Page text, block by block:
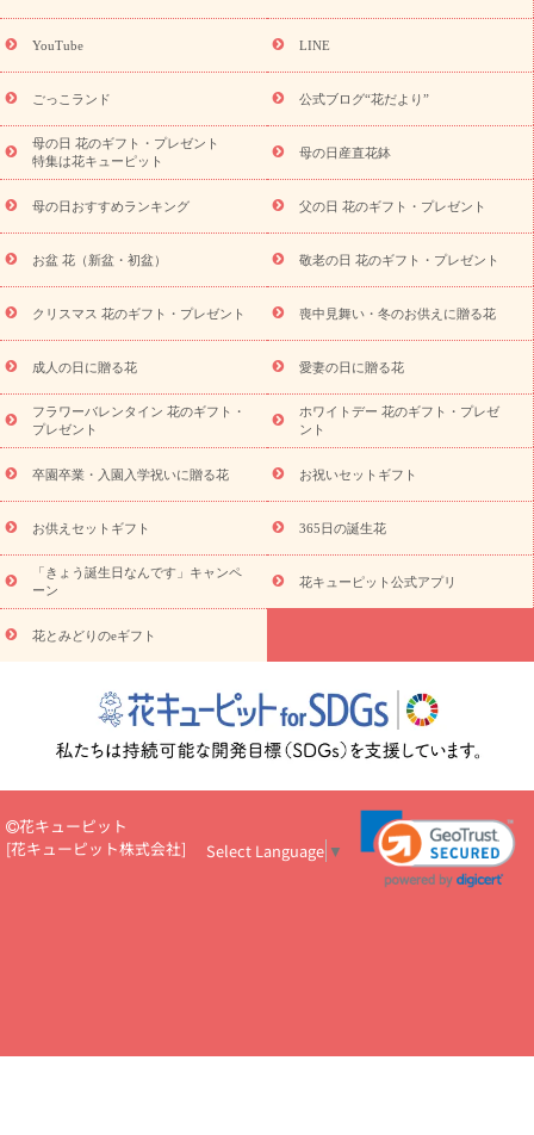
9月の誕生花(リンドウ)
ら探す
お祝いの花特集 当日配達特急便 お祝い商品一覧
念日
結婚祝い 出産祝い 退院祝い・快気祝い
寿祝い
プチギフト ペットのお祝いフラワー
供え・お悔やみ商品一覧
お供え・お悔やみの花
四十九日法要以
降に贈る花
通夜・葬儀に贈る花
お供え お花とセットギフト
お供え プリザーブドフラワー
ペットのお供えフラワー
お盆（新
盆・初盆）
その他 お祝い返し お見舞い
お取り寄せギフト
ビジネス用
ご自宅用 観葉植物 ミディ胡蝶蘭
プリザーブ
ドフラワー
スタイルから探す アレンジメント 花束
スタ
ンド花
お祝い お供え・お悔やみ 胡蝶蘭 胡蝶蘭・花鉢
ディ胡蝶蘭・お祝い
ミディ胡蝶蘭・お供え
世界初の青色胡蝶蘭
観葉植物
観葉植物 産直多肉植物
プリザーブドフラワー
お祝い
お供え・お悔やみ 花とセットギフト
セミオーダー
プチギフト（hanamore -ハナモア-）
花とみどりのeギフト
キューピットのeGfit
カラー ピンク イエローオレンジ
レッ
ド
お花の種類 トルコキキョウ
お祝い お祝い・3000円～ お祝い・4000円～
お祝い・
5000円～
お祝い・7000円～ お祝い・ 10000円～
お供え・お
悔やみ
円～
お供え・お悔やみ・
読み物
いのマナー
定年退職祝いのマナー
お祝いを贈るときのマナー・
花キューピットのお祝いコラム一覧
誕生日のお花を「色
彩心理学」で選ぶ方法
結婚祝いの予算相場
出産祝いお役立ち情
ール
新築引っ越し祝いコラム お祝い花のマナー総まとめ
職
場上司や先輩へ贈るお祝い花の正解は？
開店祝いの花 選び方ガイ
あり)
花キューピット×専門家
CO2排出量削減 / SDGsを考える
YouTube LINE
ごっこランド 公式ブログ“花だより”
母の日 花のギフト・プレゼント
特集は花キューピット
母の日産直花鉢
母の日おすすめランキング 父の日 花のギフト・プレゼント
お盆 花（新盆・初盆） 敬老の日 花のギフト・プレゼント
クリスマス 花のギフト・プレゼント 喪中見舞い・冬のお供えに贈る花
成人の日に贈る花 愛妻の日に贈る花
フラワーバレンタイン 花のギフト・
プレゼント
ホワイトデー 花のギフト・プレゼ
ント
卒園卒業・入園入学祝いに贈る花 お祝いセットギフト
お供えセットギフト 365日の誕生花
「きょう誕生日なんです」キャンペ
ーン
花キューピット公式アプリ
花とみどりのeギフト
花キューピット
[花キューピット株式会社] Select Language ▼